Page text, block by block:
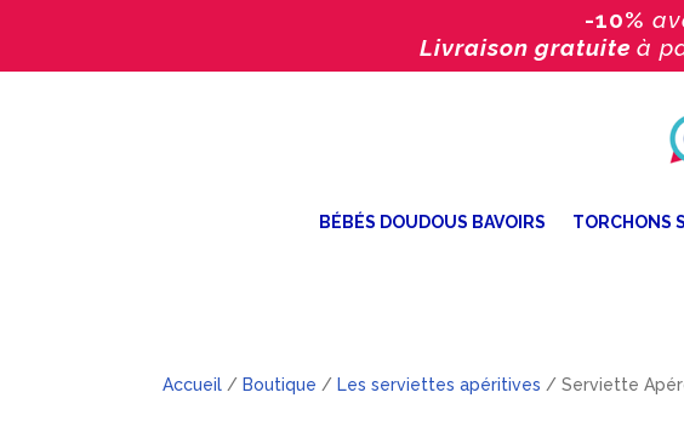
-10%
Livraison gratuite à
BÉBÉS DOUDOUS BAVOIRS TORCHONS
Accueil / Boutique / Les serviettes apéritives / Serviette